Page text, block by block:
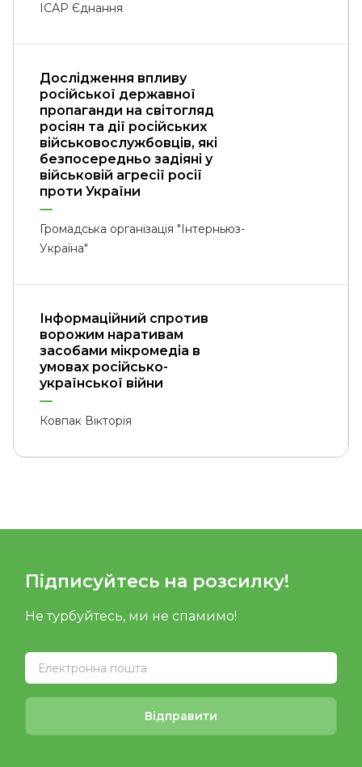
ІСАР Єднання
Дослідження впливу
російської державної
пропаганди на світогляд
росіян та дії російських
військовослужбовців, які
безпосередньо задіяні у
військовій агресії росії
проти України
Громадська організація "Інтерньюз-
Україна"
Інформаційний спротив
ворожим наративам
засобами мікромедіа в
умовах російсько-
української війни
Ковпак Вікторія
Підписуйтесь на розсилку!
Не турбуйтесь, ми не спамимо!
Відправити